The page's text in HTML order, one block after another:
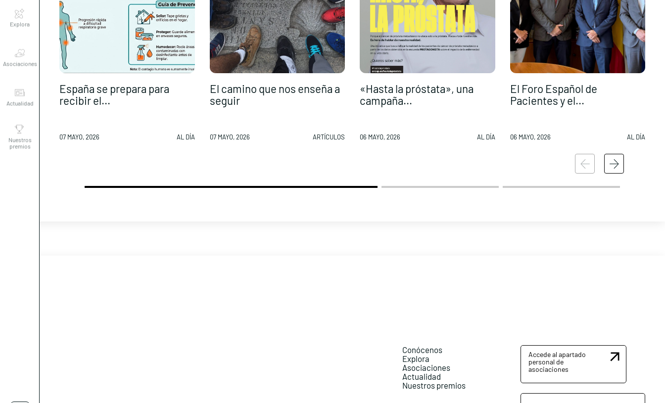
Explora
Asociaciones
Actualidad
Nuestros
premios
España se prepara para
recibir el...
07 MAYO, 2026 AL DÍA
El camino que nos enseña a
seguir
07 MAYO, 2026 ARTÍCULOS
«Hasta la próstata», una
campaña...
06 MAYO, 2026 AL DÍA
El Foro Español de
Pacientes y el...
06 MAYO, 2026 AL DÍA
Conócenos
Explora
Asociaciones
Actualidad
Nuestros premios
Accede al apartado
personal de
asociaciones